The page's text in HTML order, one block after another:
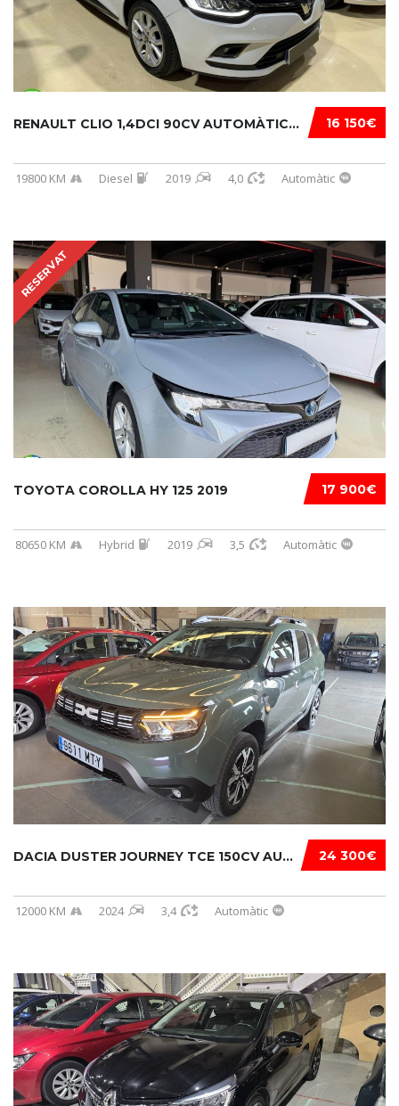
16 150€
RENAULT CLIO 1,4DCI 90CV AUTOMÀTIC...
19800 KM Diesel 2019 4,0 Automàtic
RESERVAT
17 900€
TOYOTA COROLLA HY 125 2019
80650 KM Hybrid 2019 3,5 Automàtic
24 300€
DACIA DUSTER JOURNEY TCE 150CV AUTOM EDC...
12000 KM 2024 3,4 Automàtic